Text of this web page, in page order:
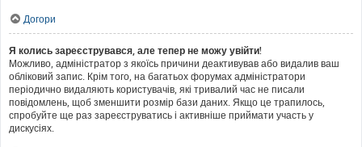
Догори
Я колись зареєструвався, але тепер не можу увійти!
Можливо, адміністратор з якоїсь причини деактивував або видалив ваш
обліковий запис. Крім того, на багатьох форумах адміністратори
періодично видаляють користувачів, які тривалий час не писали
повідомлень, щоб зменшити розмір бази даних. Якщо це трапилось,
спробуйте ще раз зареєструватись і активніше приймати участь у
дискусіях.